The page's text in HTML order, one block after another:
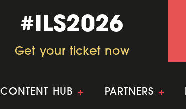
#ILS2026
Get your ticket now
#ILS2026
Get your ticket now
CONTENT HUB + PARTNERS +